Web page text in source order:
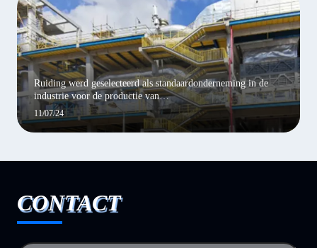
Ruiding werd geselecteerd als standaardonderneming in de
industrie voor de productie van
milieubeschermingsapparatuur
11/07/24
CONTACT